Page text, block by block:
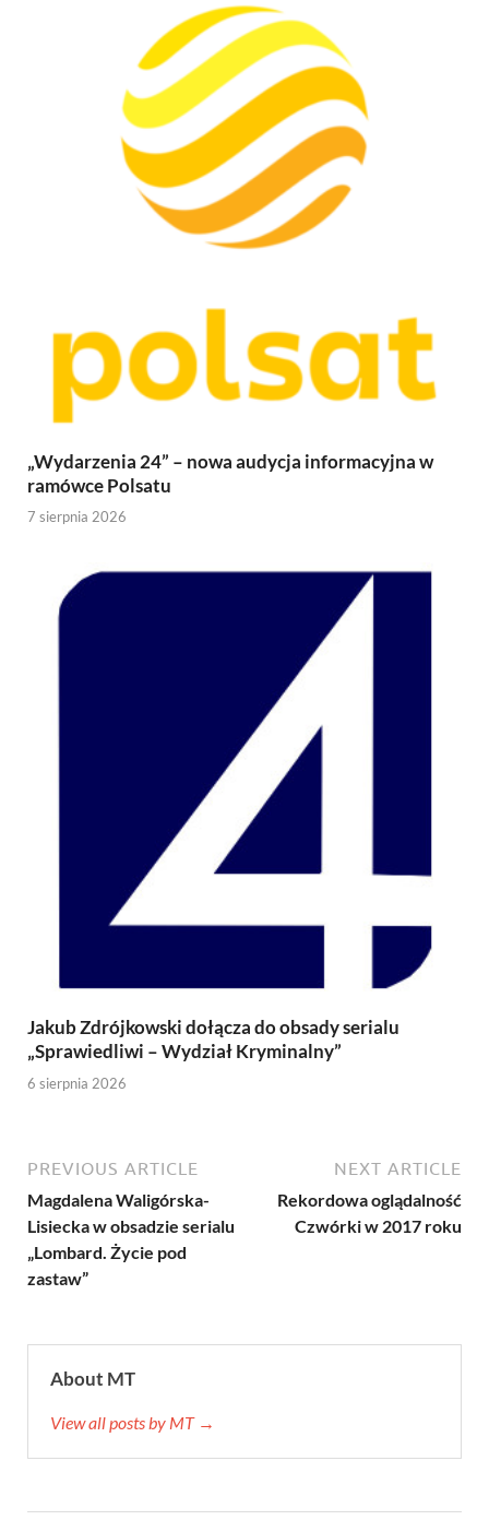
„Wydarzenia 24” – nowa audycja informacyjna w
ramówce Polsatu
7 sierpnia 2026
Jakub Zdrójkowski dołącza do obsady serialu
„Sprawiedliwi – Wydział Kryminalny”
6 sierpnia 2026
PREVIOUS ARTICLE
Magdalena Waligórska-
Lisiecka w obsadzie serialu
„Lombard. Życie pod
zastaw”
NEXT ARTICLE
Rekordowa oglądalność
Czwórki w 2017 roku
About MT
View all posts by MT →